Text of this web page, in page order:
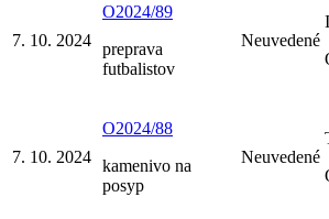
7. 10. 2024
O2024/89
preprava
futbalistov
Neuvedené
7. 10. 2024
O2024/88
kamenivo na
posyp
Neuvedené